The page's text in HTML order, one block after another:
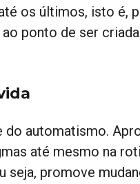
os últimos, isto é,
ponto de ser
automatismo.
até mesmo na
seja, promove